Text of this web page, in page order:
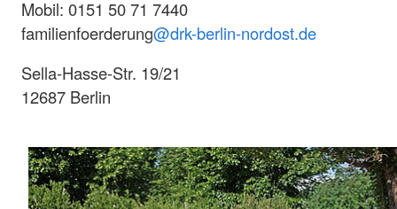
Mobil: 0151 50 71 7440
familienfoerderung@drk-berlin-nordost.de
Sella-Hasse-Str. 19/21
12687 Berlin